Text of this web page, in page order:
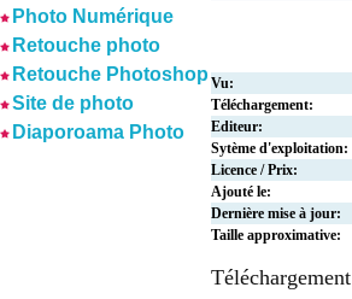
Photo Numérique
Retouche photo
Retouche Photoshop
Site de photo
Diaporoama Photo
Vu:
Téléchargement:
Editeur:
Sytème d'exploitation:
Licence / Prix:
Ajouté le:
Dernière mise à jour:
Taille approximative:
Téléchargement